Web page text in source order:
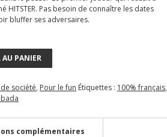
Pas besoin de connaître les dates
bluffer ses adversaires.
AU PANIER
de société, Pour le fun Étiquettes : 100% français,
complémentaires